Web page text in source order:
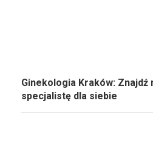
Ginekologia Kraków: Znajdź
specjalistę dla siebie